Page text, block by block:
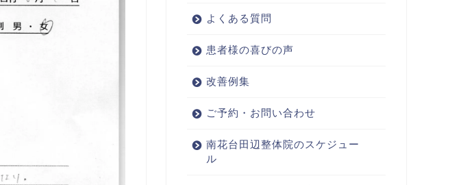
よくある質問
患者様の喜びの声
改善例集
ご予約・お問い合わせ
南花台田辺整体院のスケジュー
ル